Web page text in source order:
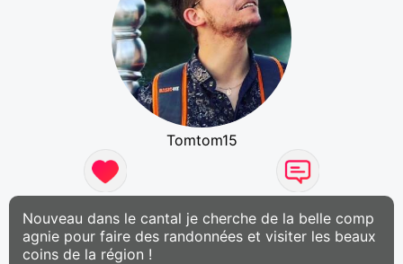
Tomtom15
Nouveau dans le cantal je cherche de la belle comp
agnie pour faire des randonnées et visiter les beaux
coins de la région !